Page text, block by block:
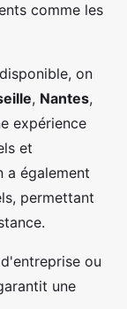
comme les
on
, Nantes,
expérience
et
a également
permettant
ou
une